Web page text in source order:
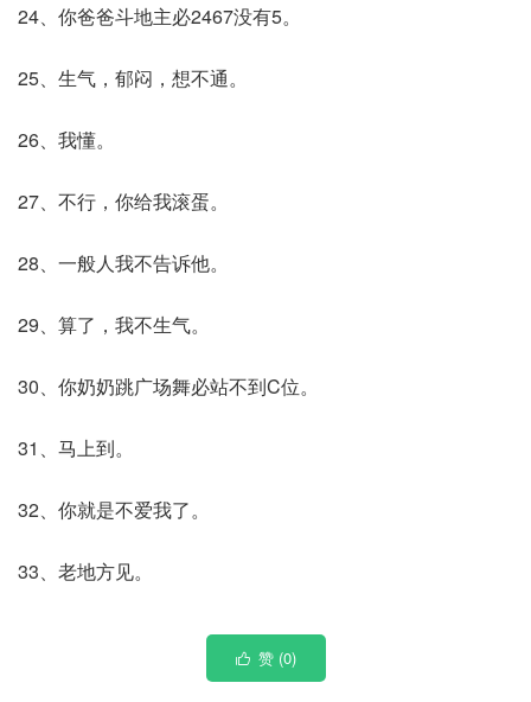
24、你爸爸斗地主必2467没有5。
25、生气，郁闷，想不通。
26、我懂。
27、不行，你给我滚蛋。
28、一般人我不告诉他。
29、算了，我不生气。
30、你奶奶跳广场舞必站不到C位。
31、马上到。
32、你就是不爱我了。
33、老地方见。
 赞 (0)